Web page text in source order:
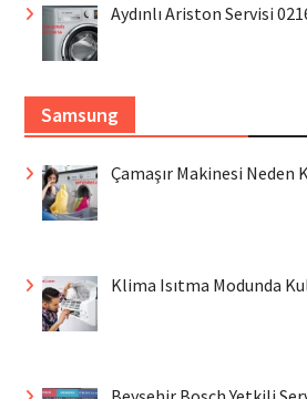
Aydınlı Ariston Servisi
Samsung
Çamaşır Makinesi Neden
Klima Isıtma Modunda